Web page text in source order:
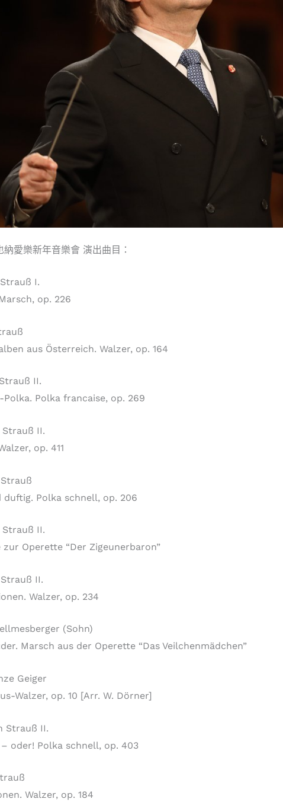
納愛樂新年音樂會 演出曲目：
I.
op. 226
aus Österreich. Walzer, op. 164
II.
Polka francaise, op. 269
II.
op. 411
duftig. Polka schnell, op. 206
II.
zur Operette “Der Zigeunerbaron”
II.
Walzer, op. 234
(Sohn)
Marsch aus der Operette “Das Veilchenmädchen”
Geiger
Walzer, op. 10 [Arr. W. Dörner]
Strauß II.
oder! Polka schnell, op. 403
Walzer, op. 184